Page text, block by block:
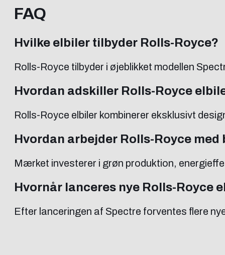
FAQ
Hvilke elbiler tilbyder Rolls-Royce?
Rolls-Royce tilbyder i øjeblikket modellen
Hvordan adskiller Rolls-Royce
Rolls-Royce elbiler kombinerer eksklusivt
Hvordan arbejder Rolls-Royce
Mærket investerer i grøn produktion,
Hvornår lanceres nye Rolls-Royce
Efter lanceringen af Spectre forventes flere